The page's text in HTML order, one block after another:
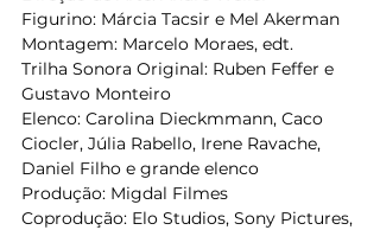
Figurino: Márcia Tacsir e Mel Akerman
Montagem: Marcelo Moraes, edt.
Trilha Sonora Original: Ruben Feffer e
Gustavo Monteiro
Elenco: Carolina Dieckmmann, Caco
Ciocler, Júlia Rabello, Irene Ravache,
Daniel Filho e grande elenco
Produção: Migdal Filmes
Coprodução: Elo Studios, Sony Pictures,